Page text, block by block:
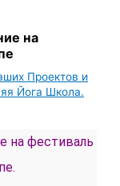
на
Проектов и
Йога Школа.
на фестиваль